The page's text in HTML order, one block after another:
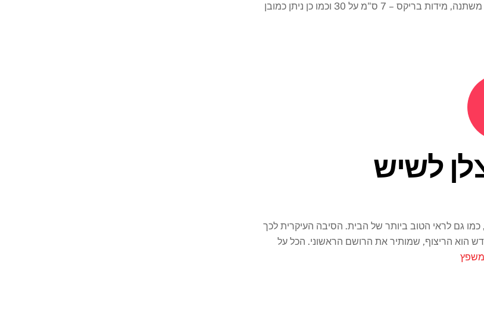
מידות האבן המקובלות הן 25 ס"מ, באורך משתנה, 30 ס"מ באורך משתנה, מידות בריקס – 7 ס"מ על 30 וכמו כן ניתן כמובן
לשיש
גם לראי הטוב ביותר של הבית. הסיבה העיקרית לכך
הוא הריצוף, שמותיר את הרושם הראשוני. הכל על